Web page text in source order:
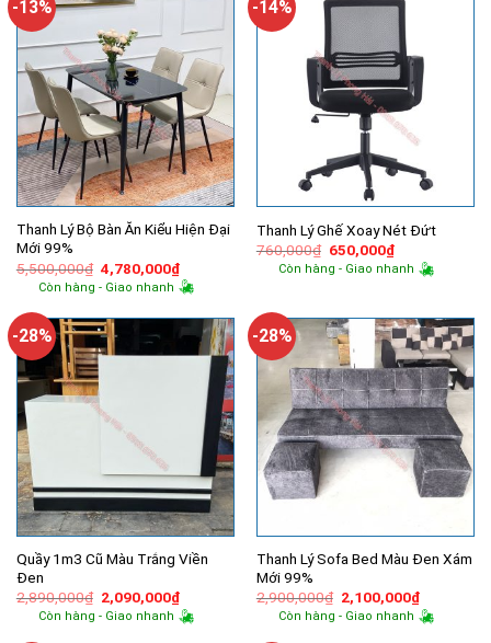
-13%
Thanh Lý Bộ Bàn Ăn Kiểu Hiện Đại
Mới 99%
5,500,000₫ Giá
gốc
là:
4,780,000₫Giá
hiện
tại
4,780,000₫.
Còn hàng - Giao nhanh
-14%
Thanh Lý Ghế Xoay Nét Đứt
760,000₫ Giá
gốc
là:
650,000₫Giá
hiện
tại
Còn hàng - Giao nhanh
-28%
Quầy 1m3 Cũ Màu Trắng Viền
Đen
2,890,000₫ Giá
gốc
là:
2,090,000₫Giá
hiện
tại
Còn hàng - Giao nhanh
-28%
Thanh Lý Sofa Bed Màu Đen Xám
Mới 99%
2,900,000₫ Giá
gốc
là:
2,100,000₫Giá
hiện
tại
Còn hàng - Giao nhanh